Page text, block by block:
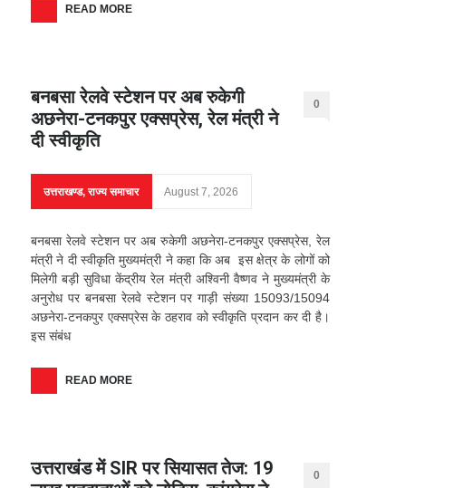
READ MORE
बनबसा रेलवे स्टेशन पर अब रुकेगी
अछनेरा-टनकपुर एक्सप्रेस, रेल मंत्री ने
दी स्वीकृति
0
उत्तराखण्ड,राज्य समाचार August 7, 2026
बनबसा रेलवे स्टेशन पर अब रुकेगी अछनेरा-टनकपुर एक्सप्रेस, रेल
मंत्री ने दी स्वीकृति मुख्यमंत्री ने कहा कि अब इस क्षेत्र के लोगों को
मिलेगी बड़ी सुविधा केंद्रीय रेल मंत्री अश्विनी वैष्णव ने मुख्यमंत्री के
अनुरोध पर बनबसा रेलवे स्टेशन पर गाड़ी संख्या 15093/15094
अछनेरा-टनकपुर एक्सप्रेस के ठहराव को स्वीकृति प्रदान कर दी है।
इस संबंध
READ MORE
उत्तराखंड में SIR पर सियासत तेज: 19
0